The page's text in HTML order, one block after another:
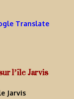
Translate
l’île Jarvis